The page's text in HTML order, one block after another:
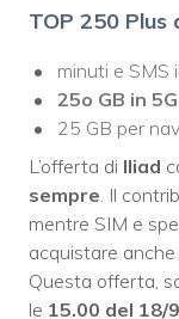
TOP 250 Plus
minuti e SMS
25o GB in 5G
25 GB per
L’offerta di Iliad
sempre. Il
mentre SIM e
acquistare anche
Questa offerta,
le 15.00 del 18/